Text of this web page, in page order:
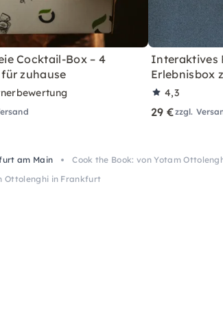
Cocktail-Box – 4
zuhause
Interaktives
Erlebnisbox
4,3
29 €zzgl.
am Main
Cook the Book: von Yotam
Ottolenghi in Frankfurt